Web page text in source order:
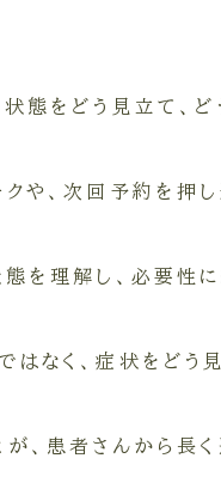
態をどう見立て、
や、次回予約を押
を理解し、必要性
なく、症状をどう
、患者さんから長